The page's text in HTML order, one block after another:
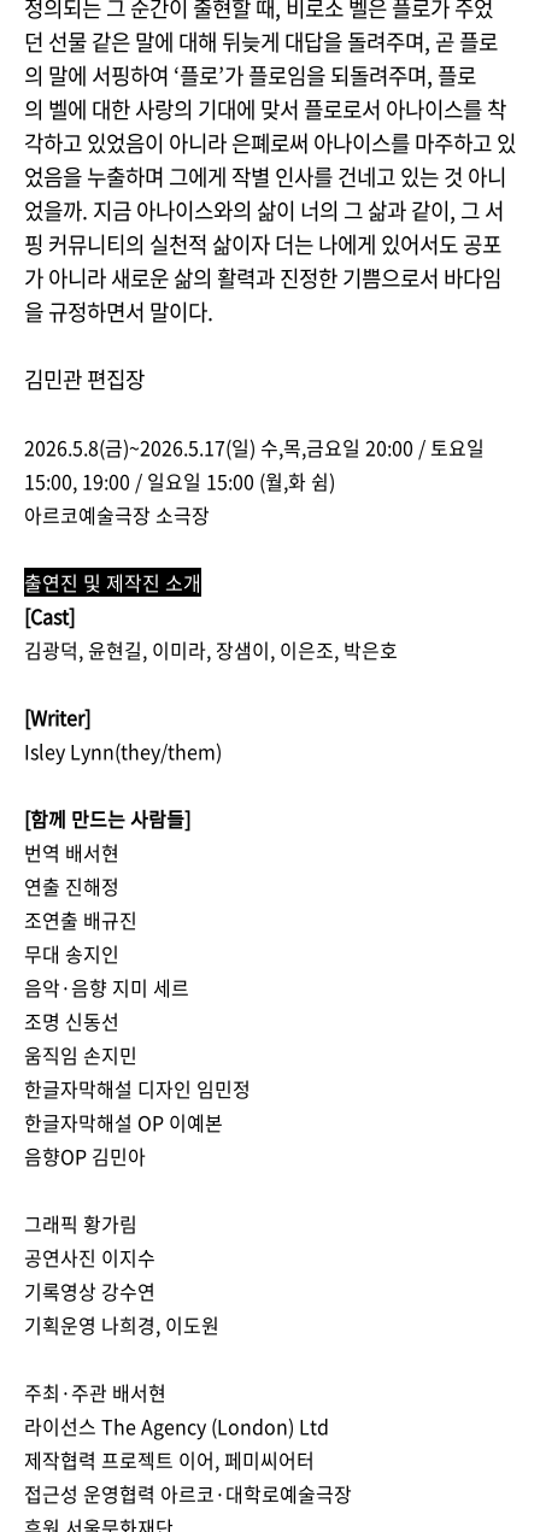
정의되는 그 순간이 출현할 때, 비로소 벨은 플로가 주었
던 선물 같은 말에 대해 뒤늦게 대답을 돌려주며, 곧 플로
의 말에 서핑하여 ‘플로’가 플로임을 되돌려주며, 플로
의 벨에 대한 사랑의 기대에 맞서 플로로서 아나이스를 착
각하고 있었음이 아니라 은폐로써 아나이스를 마주하고 있
었음을 누출하며 그에게 작별 인사를 건네고 있는 것 아니
었을까. 지금 아나이스와의 삶이 너의 그 삶과 같이, 그 서
핑 커뮤니티의 실천적 삶이자 더는 나에게 있어서도 공포
가 아니라 새로운 삶의 활력과 진정한 기쁨으로서 바다임
을 규정하면서 말이다.
김민관 편집장
2026.5.8(금)~2026.5.17(일) 수,목,금요일 20:00 / 토요일
15:00, 19:00 / 일요일 15:00 (월,화 쉼)
아르코예술극장 소극장
출연진 및 제작진 소개
[Cast]
김광덕, 윤현길, 이미라, 장샘이, 이은조, 박은호
[Writer]
Isley Lynn(they/them)
[함께 만드는 사람들]
번역 배서현
연출 진해정
조연출 배규진
무대 송지인
음악·음향 지미 세르
조명 신동선
움직임 손지민
한글자막해설 디자인 임민정
한글자막해설 OP 이예본
음향OP 김민아
그래픽 황가림
공연사진 이지수
기록영상 강수연
기획운영 나희경, 이도원
주최·주관 배서현
라이선스 The Agency (London) Ltd
제작협력 프로젝트 이어, 페미씨어터
접근성 운영협력 아르코·대학로예술극장